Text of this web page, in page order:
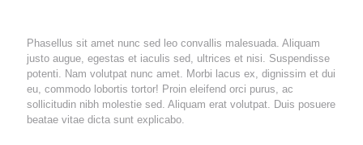
Phasellus sit amet nunc sed leo convallis malesuada. Aliquam
justo augue, egestas et iaculis sed, ultrices et nisi. Suspendisse
potenti. Nam volutpat nunc amet. Morbi lacus ex, dignissim et dui
eu, commodo lobortis tortor! Proin eleifend orci purus, ac
sollicitudin nibh molestie sed. Aliquam erat volutpat. Duis posuere
beatae vitae dicta sunt explicabo.